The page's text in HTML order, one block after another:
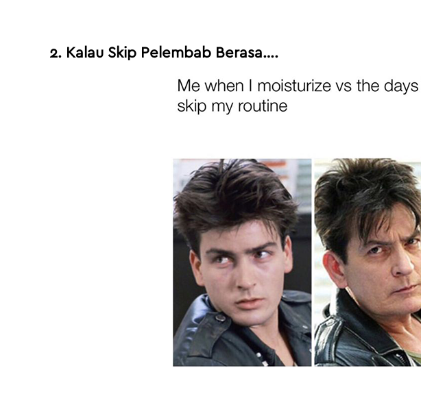
2. Kalau Skip Pelembab Berasa….